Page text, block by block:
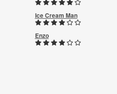
Ice Cream Man
Enzo